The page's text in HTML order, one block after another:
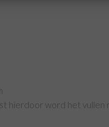
hierdoor word het vullen